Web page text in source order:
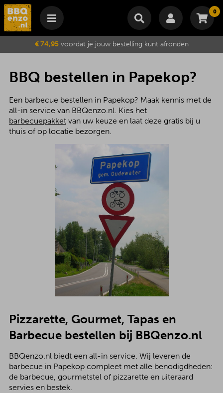
0
Winkelmand
Je winkelwagen is momenteel leeg.
Subtotaal €
Wijzig winkelmand Bestellen
€ 74,95voordat je jouw bestelling kunt afronden
BBQ bestellen in Papekop?
Een barbecue bestellen in Papekop? Maak kennis met de
all-in service van BBQenzo.nl. Kies het
barbecuepakketvan uw keuze en laat deze gratis bij u
thuis of op locatie bezorgen.
Pizzarette, Gourmet, Tapas en
Barbecue bestellen bij BBQenzo.nl
BBQenzo.nl biedt een all-in service. Wij leveren de
barbecue in Papekop compleet met alle benodigdheden:
de barbecue, gourmetstel of pizzarette en uiteraard
servies en bestek.